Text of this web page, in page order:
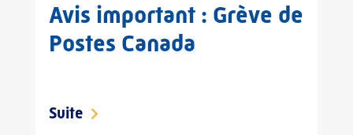
Avis important : Grève de
Postes Canada
Suite